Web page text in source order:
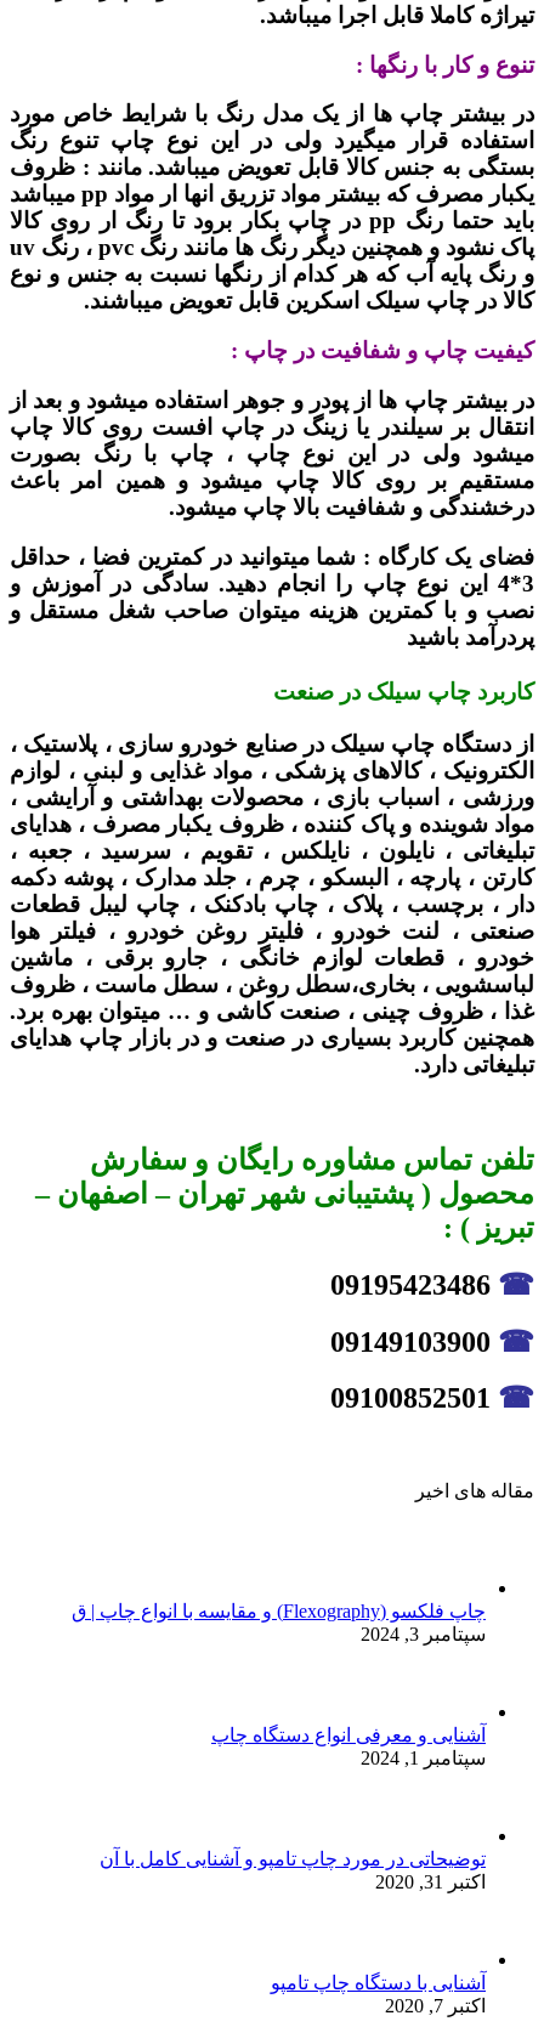
تیراژه کاملا قابل اجرا میباشد.
تنوع و کار با رنگها :
در بیشتر چاپ ها از یک مدل رنگ با شرایط خاص مورد
استفاده قرار میگیرد ولی در این نوع چاپ تنوع رنگ
بستگی به جنس کالا قابل تعویض میباشد. مانند : ظروف
یکبار مصرف که بیشتر مواد تزریق انها ار مواد pp میباشد
باید حتما رنگ pp در چاپ بکار برود تا رنگ ار روی کالا
پاک نشود و همچنین دیگر رنگ ها مانند رنگ pvc ، رنگ uv
و رنگ پایه آب که هر کدام از رنگها نسبت به جنس و نوع
کالا در چاپ سیلک اسکرین قابل تعویض میباشند.
کیفیت چاپ و شفافیت در چاپ :
در بیشتر چاپ ها از پودر و جوهر استفاده میشود و بعد از
انتقال بر سیلندر یا زینگ در چاپ افست روی کالا چاپ
میشود ولی در این نوع چاپ ، چاپ با رنگ بصورت
مستقیم بر روی کالا چاپ میشود و همین امر باعث
درخشندگی و شفافیت بالا چاپ میشود.
فضای یک کارگاه : شما میتوانید در کمترین فضا ، حداقل
3*4 این نوع چاپ را انجام دهید. سادگی در آموزش و
نصب و با کمترین هزینه میتوان صاحب شغل مستقل و
پردرآمد باشید
کاربرد چاپ سیلک در صنعت
از دستگاه چاپ سیلک در صنایع خودرو سازی ، پلاستیک ،
الکترونیک ، کالاهای پزشکی ، مواد غذایی و لبنی ، لوازم
ورزشی ، اسباب بازی ، محصولات بهداشتی و آرایشی ،
مواد شوینده و پاک کننده ، ظروف یکبار مصرف ، هدایای
تبلیغاتی ، نایلون ، نایلکس ، تقویم ، سرسید ، جعبه ،
کارتن ، پارچه ، البسکو ، چرم ، جلد مدارک ، پوشه دکمه
دار ، برچسب ، پلاک ، چاپ بادکنک ، چاپ لیبل قطعات
صنعتی ، لنت خودرو ، فلیتر روغن خودرو ، فیلتر هوا
خودرو ، قطعات لوازم خانگی ، جارو برقی ، ماشین
لباسشویی ، بخاری،سطل روغن ، سطل ماست ، ظروف
غذا ، ظروف چینی ، صنعت کاشی و … میتوان بهره برد.
همچنین کاربرد بسیاری در صنعت و در بازار چاپ هدایای
تبلیغاتی دارد.
تلفن تماس مشاوره رایگان و سفارش
محصول ( پشتیبانی شهر تهران – اصفهان –
تبریز ) :
☎
☎
☎
مقاله های اخیر
چاپ فلکسو (Flexography) و مقایسه با انواع چاپ | ق
سپتامبر 3, 2024
آشنایی و معرفی انواع دستگاه چاپ
سپتامبر 1, 2024
توضیحاتی در مورد چاپ تامپو و آشنایی کامل با آن
اکتبر 31, 2020
آشنایی با دستگاه چاپ تامپو
اکتبر 7, 2020